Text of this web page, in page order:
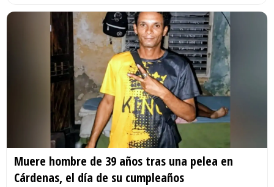
Muere hombre de 39 años tras una pelea en
Cárdenas, el día de su cumpleaños